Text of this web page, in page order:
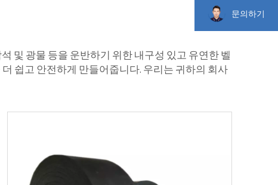
및 광물 등을 운반하기 위한 내구성 있고 유연한 벨
쉽고 안전하게 만들어줍니다. 우리는 귀하의 회사
문의하기